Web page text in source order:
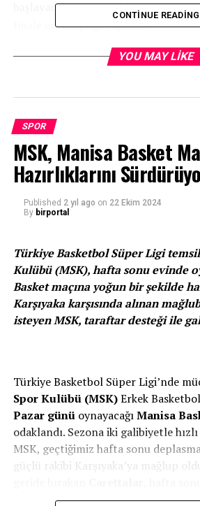
başlayacak ve 18 Aralık’ta Lusail
finale ev sahipliği yapacak.
2022 FIFA Dünya Kupası’ndaki milli
oyuncularının piyasa/transfer
ilk sıraya 1 milyar 290 milyon euro
yerleştiği görüldü, ikinci sırada
EN ÇOK MAÇ OYNAYAN VE EN
OLAN BREZİLYA
Dünya Kupası tarihinde en çok zafer
Brezilya (5) oldu. Sambacıları 4’er
İtalya 83 karşılaşmaya çıktı.
EN HIRÇINI JAVIER
CONTINUE READING
YOU MAY LIKE
SPOR
MSK, Manisa Basket
Hazırlıklarını
Published 2 yıl ago on 22 Ekim 2024
By birportal
Türkiye Basketbol Süper Ligi
Kulübü (MSK), hafta sonu evinde
Basket maçına yoğun bir şekilde
Karşıyaka karşısında alınan
isteyen MSK, taraftar desteği ile
Türkiye Basketbol Süper Ligi’nde
Spor Kulübü (MSK)Erkek Basketbol
Pazar günüoynayacağıManisa
odaklandı. Sezona iki galibiyetle
MSK, geçtiğimiz hafta sonu
güçlü rakibi Karşıyaka’ya mağlup
desteğiyle sahadan galibiyetle